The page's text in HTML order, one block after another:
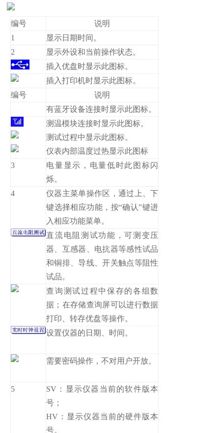
编号
说明
1
显示日期时间。
2
显示外设和当前操作状态。
插入优盘时显示此图标。
插入打印机时显示此图标。
编号
说明
有蓝牙设备连接时显示此图标。
测温模块连接时显示此图标。
测试过程中显示此图标。
仪表内部温度过热显示此图标
3
电量显示，电量低时此图标闪
烁。
4
仪器主菜单操作区，通过上、下
键选择相应功能，按“确认”键进
入相应功能菜单。
直流电阻测试功能，可测变压
器、互感器、电抗器等感性试品
和铜排、导线、开关触点等阻性
试品。
查询测试过程中保存的各组数
据；在存储查询屏可以进行数据
打印、转存优盘等操作。
设置仪器的日期、时间。
需要密码操作，不对用户开放。
5
SV：显示仪器当前的软件版本
号；
HV：显示仪器当前的硬件版本
号。